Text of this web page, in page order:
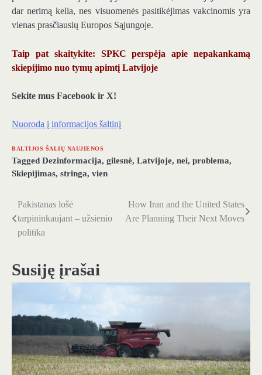
dar nerimą kelia, nes visuomenės pasitikėjimas vakcinomis yra
vienas prasčiausių Europos Sąjungoje.
Taip pat skaitykite: SPKC perspėja apie nepakankamą
skiepijimo nuo tymų apimtį Latvijoje
Sekite mus Facebook ir X!
Nuoroda į informacijos šaltinį
BALTIJOS ŠALIŲ NAUJIENOS
Tagged Dezinformacija, gilesnė, Latvijoje, nei, problema,
Skiepijimas, stringa, vien
Navigacija
tarp
Pakistanas lošė
tarpininkaujant – užsienio
politika
How Iran and the United States
Are Planning Their Next Moves
Susiję įrašai